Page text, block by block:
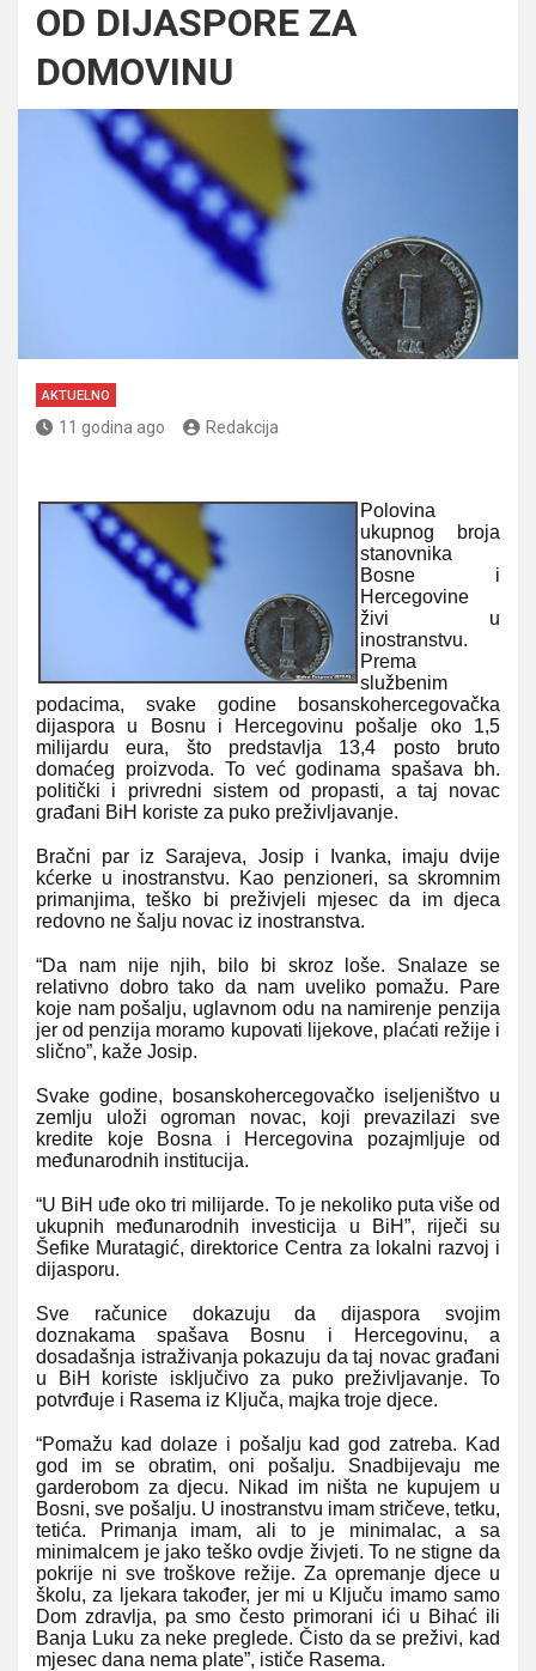
OD DIJASPORE ZA
DOMOVINU
AKTUELNO
11 godina ago Redakcija
Polovina
ukupnog broja
stanovnika
Bosne i
Hercegovine
živi u
inostranstvu.
Prema
službenim
podacima, svake godine bosanskohercegovačka
dijaspora u Bosnu i Hercegovinu pošalje oko 1,5
milijardu eura, što predstavlja 13,4 posto bruto
domaćeg proizvoda. To već godinama spašava bh.
politički i privredni sistem od propasti, a taj novac
građani BiH koriste za puko preživljavanje.
Bračni par iz Sarajeva, Josip i Ivanka, imaju dvije
kćerke u inostranstvu. Kao penzioneri, sa skromnim
primanjima, teško bi preživjeli mjesec da im djeca
redovno ne šalju novac iz inostranstva.
“Da nam nije njih, bilo bi skroz loše. Snalaze se
relativno dobro tako da nam uveliko pomažu. Pare
koje nam pošalju, uglavnom odu na namirenje penzija
jer od penzija moramo kupovati lijekove, plaćati režije i
slično”, kaže Josip.
Svake godine, bosanskohercegovačko iseljeništvo u
zemlju uloži ogroman novac, koji prevazilazi sve
kredite koje Bosna i Hercegovina pozajmljuje od
međunarodnih institucija.
“U BiH uđe oko tri milijarde. To je nekoliko puta više od
ukupnih međunarodnih investicija u BiH”, riječi su
Šefike Muratagić, direktorice Centra za lokalni razvoj i
dijasporu.
Sve računice dokazuju da dijaspora svojim
doznakama spašava Bosnu i Hercegovinu, a
dosadašnja istraživanja pokazuju da taj novac građani
u BiH koriste isključivo za puko preživljavanje. To
potvrđuje i Rasema iz Ključa, majka troje djece.
“Pomažu kad dolaze i pošalju kad god zatreba. Kad
god im se obratim, oni pošalju. Snadbijevaju me
garderobom za djecu. Nikad im ništa ne kupujem u
Bosni, sve pošalju. U inostranstvu imam stričeve, tetku,
tetića. Primanja imam, ali to je minimalac, a sa
minimalcem je jako teško ovdje živjeti. To ne stigne da
pokrije ni sve troškove režije. Za opremanje djece u
školu, za ljekara također, jer mi u Ključu imamo samo
Dom zdravlja, pa smo često primorani ići u Bihać ili
Banja Luku za neke preglede. Čisto da se preživi, kad
mjesec dana nema plate”, ističe Rasema.